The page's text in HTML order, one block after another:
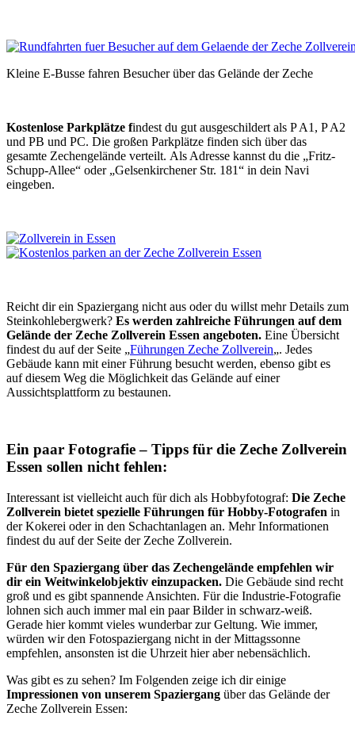
Kleine E-Busse fahren Besucher über das Gelände der Zeche
Kostenlose Parkplätze findest du gut ausgeschildert als P A1, P A2
und PB und PC. Die großen Parkplätze finden sich über das
gesamte Zechengelände verteilt. Als Adresse kannst du die „Fritz-
Schupp-Allee“ oder „Gelsenkirchener Str. 181“ in dein Navi
eingeben.
Reicht dir ein Spaziergang nicht aus oder du willst mehr Details zum
Steinkohlebergwerk? Es werden zahlreiche Führungen auf dem
Gelände der Zeche Zollverein Essen angeboten. Eine Übersicht
findest du auf der Seite „Führungen Zeche Zollverein„. Jedes
Gebäude kann mit einer Führung besucht werden, ebenso gibt es
auf diesem Weg die Möglichkeit das Gelände auf einer
Aussichtsplattform zu bestaunen.
Ein paar Fotografie – Tipps für die Zeche Zollverein
Essen sollen nicht fehlen:
Interessant ist vielleicht auch für dich als Hobbyfotograf: Die Zeche
Zollverein bietet spezielle Führungen für Hobby-Fotografen in
der Kokerei oder in den Schachtanlagen an. Mehr Informationen
findest du auf der Seite der Zeche Zollverein.
Für den Spaziergang über das Zechengelände empfehlen wir
dir ein Weitwinkelobjektiv einzupacken. Die Gebäude sind recht
groß und es gibt spannende Ansichten. Für die Industrie-Fotografie
lohnen sich auch immer mal ein paar Bilder in schwarz-weiß.
Gerade hier kommt vieles wunderbar zur Geltung. Wie immer,
würden wir den Fotospaziergang nicht in der Mittagssonne
empfehlen, ansonsten ist die Uhrzeit hier aber nebensächlich.
Was gibt es zu sehen? Im Folgenden zeige ich dir einige
Impressionen von unserem Spaziergang über das Gelände der
Zeche Zollverein Essen: